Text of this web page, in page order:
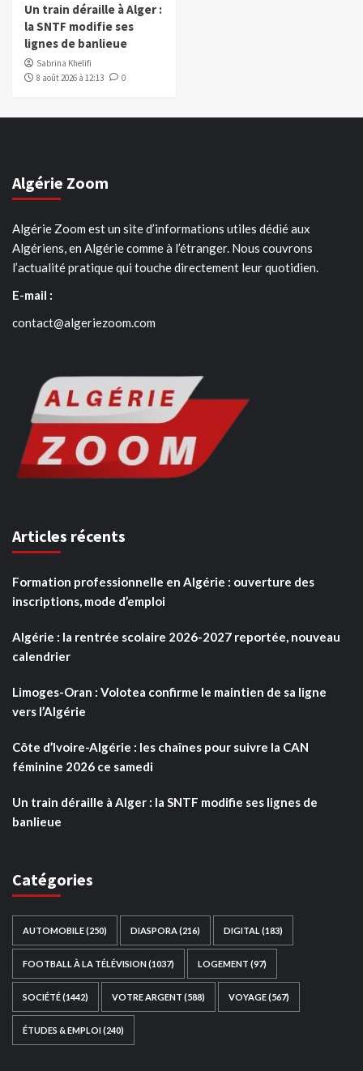
Un train déraille à Alger :
la SNTF modifie ses
lignes de banlieue
Sabrina Khelifi
8 août 2026 à 12:13
0
Algérie Zoom
Algérie Zoom est un site d’informations utiles dédié aux
Algériens, en Algérie comme à l’étranger. Nous couvrons
l’actualité pratique qui touche directement leur quotidien.
E-mail :
contact@algeriezoom.com
Articles récents
Formation professionnelle en Algérie : ouverture des
inscriptions, mode d’emploi
Algérie : la rentrée scolaire 2026-2027 reportée, nouveau
calendrier
Limoges-Oran : Volotea confirme le maintien de sa ligne
vers l’Algérie
Côte d’Ivoire-Algérie : les chaînes pour suivre la CAN
féminine 2026 ce samedi
Un train déraille à Alger : la SNTF modifie ses lignes de
banlieue
Catégories
AUTOMOBILE(250) DIASPORA (216) DIGITAL (183)
FOOTBALL À LA TÉLÉVISION(1037) LOGEMENT (97)
SOCIÉTÉ(1442) VOTRE ARGENT (588) VOYAGE(567)
ÉTUDES & EMPLOI(240)